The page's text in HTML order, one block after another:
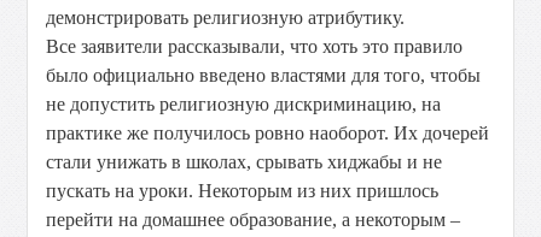
демонстрировать религиозную атрибутику.
Все заявители рассказывали, что хоть это правило
было официально введено властями для того, чтобы
не допустить религиозную дискриминацию, на
практике же получилось ровно наоборот. Их дочерей
стали унижать в школах, срывать хиджабы и не
пускать на уроки. Некоторым из них пришлось
перейти на домашнее образование, а некоторым –